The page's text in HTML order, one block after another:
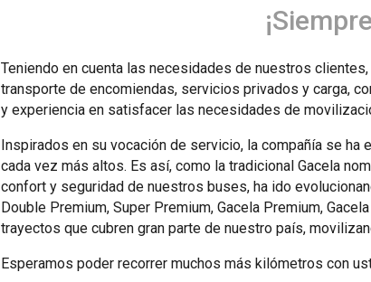
Teniendo en cuenta las necesidades de nuestros
transporte de encomiendas, servicios privados y carga,
y experiencia en satisfacer las necesidades de
Inspirados en su vocación de servicio, la compañía se
cada vez más altos. Es así, como la tradicional Gacela
confort y seguridad de nuestros buses, ha ido
Double Premium, Super Premium, Gacela Premium,
trayectos que cubren gran parte de nuestro país,
Esperamos poder recorrer muchos más kilómetros con